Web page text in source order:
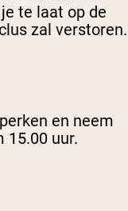
te laat op de
zal verstoren.
en neem
15.00 uur.